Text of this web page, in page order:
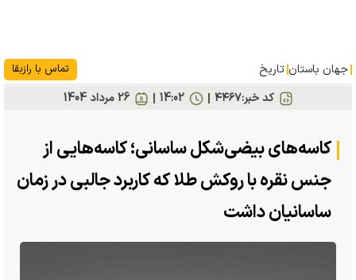
جهان باستان تاریخ تماس با رازبقا
کد خبر:۴۴۶۷ 26 مرداد 1404 14:02
کاسه‌های بیضی‌شکل ساسانی؛ کاسه‌هایی از
جنس نقره با روکش طلا که کاربرد جالبی در زمان
ساسانیان داشت